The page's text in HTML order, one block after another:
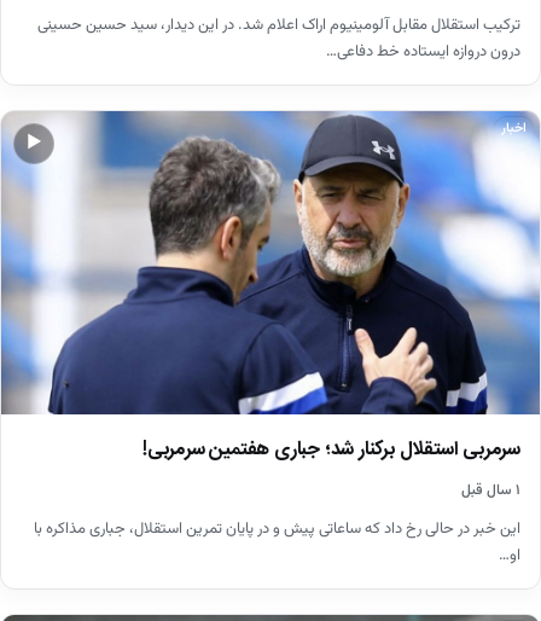
ترکیب استقلال مقابل آلومینیوم اراک اعلام شد. در این دیدار، سید حسین حسینی
درون دروازه ایستاده خط دفاعی…
▶
اخبار
سرمربی استقلال برکنار شد؛ جباری هفتمین سرمربی!
۱ سال قبل
این خبر در حالی رخ داد که ساعاتی پیش و در پایان تمرین استقلال، جباری مذاکره با
او…